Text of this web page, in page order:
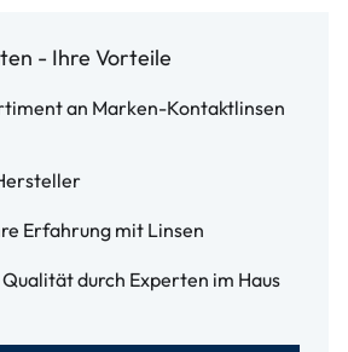
- Ihre Vorteile
an Marken-Kontaktlinsen
Erfahrung mit Linsen
durch Experten im Haus